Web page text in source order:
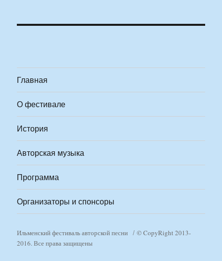
Главная
О фестивале
История
Авторская музыка
Программа
Организаторы и спонсоры
Ильменский фестиваль авторской песни
© CopyRight 2013-
2016. Все права защищены